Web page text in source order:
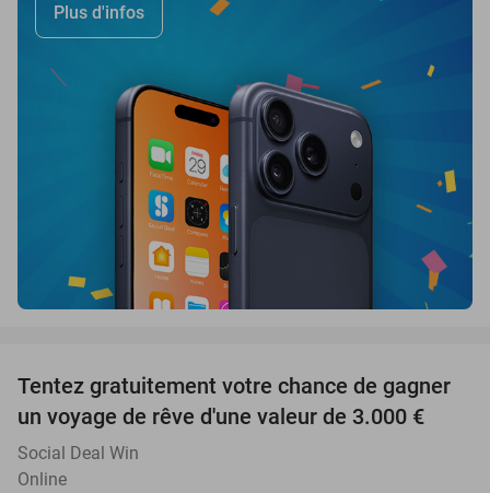
Plus d'infos
Tentez gratuitement votre chance de gagner
un voyage de rêve d'une valeur de 3.000 €
Social Deal Win
Online